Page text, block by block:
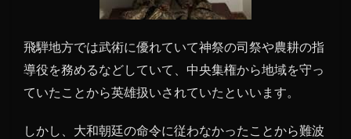
飛騨地方では武術に優れていて神祭の司祭や農耕の指
導役を務めるなどしていて、中央集権から地域を守っ
ていたことから英雄扱いされていたといいます。
しかし、大和朝廷の命令に従わなかったことから難波